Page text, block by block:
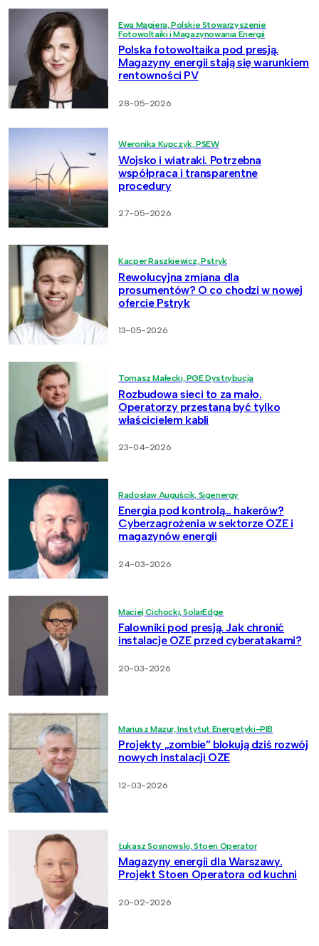
Ewa Magiera, Polskie Stowarzyszenie
Fotowoltaiki i Magazynowania Energii
Polska fotowoltaika pod presją.
Magazyny energii stają się warunkiem
rentowności PV
28-05-2026
Weronika Kupczyk, PSEW
Wojsko i wiatraki. Potrzebna
współpraca i transparentne
procedury
27-05-2026
Kacper Raszkiewicz, Pstryk
Rewolucyjna zmiana dla
prosumentów? O co chodzi w nowej
ofercie Pstryk
13-05-2026
Tomasz Małecki, PGE Dystrybucja
Rozbudowa sieci to za mało.
Operatorzy przestaną być tylko
właścicielem kabli
23-04-2026
Radosław Auguścik, Sigenergy
Energia pod kontrolą… hakerów?
Cyberzagrożenia w sektorze OZE i
magazynów energii
24-03-2026
Maciej Cichocki, SolarEdge
Falowniki pod presją. Jak chronić
instalacje OZE przed cyberatakami?
20-03-2026
Mariusz Mazur, Instytut Energetyki-PIB
Projekty „zombie” blokują dziś rozwój
nowych instalacji OZE
12-03-2026
Łukasz Sosnowski, Stoen Operator
Magazyny energii dla Warszawy.
Projekt Stoen Operatora od kuchni
20-02-2026